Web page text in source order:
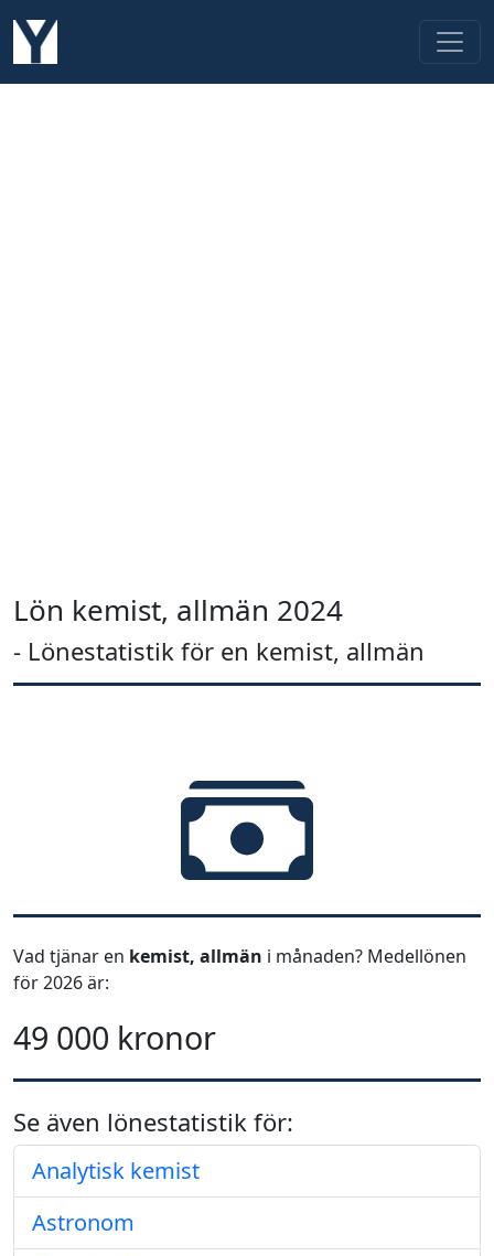
Lön kemist, allmän 2024
- Lönestatistik för en kemist, allmän
Vad tjänar en kemist, allmän i månaden? Medellönen
för 2026 är:
49 000 kronor
Se även lönestatistik för:
Analytisk kemist
Astronom